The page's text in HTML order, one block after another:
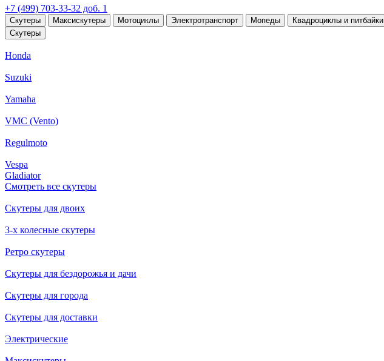
+7 (499) 703-33-32 доб. 1
Скутеры Максискутеры Мотоциклы Электротранспорт Мопеды
Квадроциклы и питбайки
Скутеры
Honda
Suzuki
Yamaha
VMC (Vento)
Regulmoto
Vespa
Gladiator
Смотреть все скутеры
Скутеры для двоих
3-х колесные скутеры
Ретро скутеры
Скутеры для бездорожья и дачи
Скутеры для города
Скутеры для доставки
Электрические